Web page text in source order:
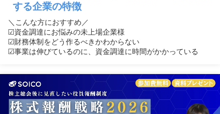
する企業の特徴
＼こんな方におすすめ／
☑︎資金調達にお悩みの未上場企業様
☑︎財務体制をどう作るべきかわからない
☑︎事業は伸びているのに、資金調達に時間がかかっている